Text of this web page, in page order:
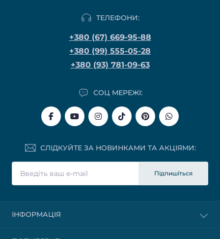
ТЕЛЕФОНИ:
+380 (67) 669-95-88
+380 (99) 555-05-28
+380 (93) 781-09-63
СОЦ МЕРЕЖІ:
СЛІДКУЙТЕ ЗА НОВИНКАМИ ТА АКЦІЯМИ:
Підпишіться
ІНФОРМАЦІЯ